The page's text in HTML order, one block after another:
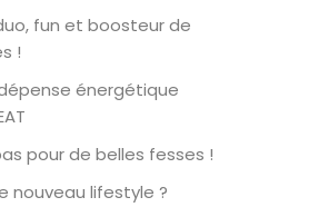
fun et boosteur de
!
énergétique
pour de belles fesses !
nouveau lifestyle ?